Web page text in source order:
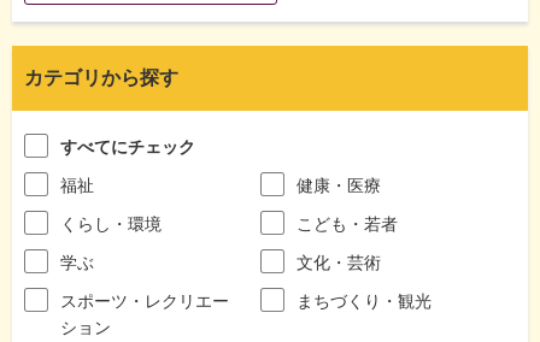
カテゴリから探す
すべてにチェック
福祉
健康・医療
くらし・環境
こども・若者
学ぶ
文化・芸術
スポーツ・レクリエー
ション
まちづくり・観光